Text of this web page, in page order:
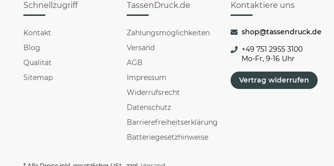
Schnellzugriff
Kontakt
Blog
Qualität
Sitemap
TassenDruck.de
Zahlungsmöglichkeiten
Versand
AGB
Impressum
Widerrufsrecht
Datenschutz
Barrierefreiheitserklärung
Batteriegesetzhinweise
Kontaktiere uns
shop@tassendruck.de
+49 751 2955 3100
Mo-Fr, 9-16 Uhr
Vertrag widerrufen